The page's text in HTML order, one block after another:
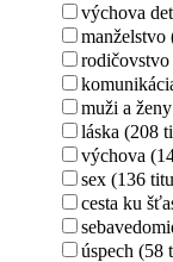
výchova
muži a
láska (208
výchova
sex (136
cesta ku
úspech (58